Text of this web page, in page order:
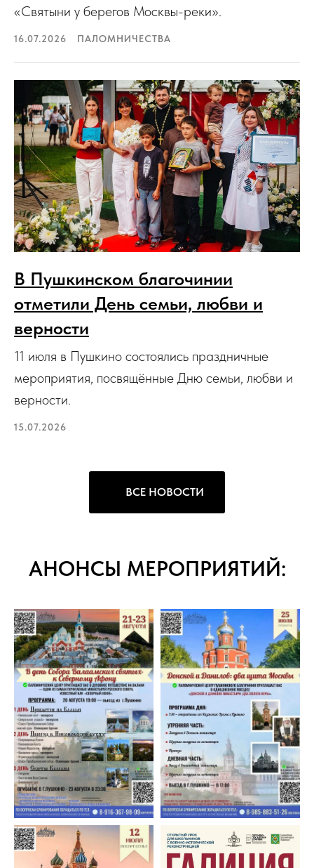
«Святыни у берегов Москвы-реки».
16.07.2026 ПАЛОМНИЧЕСТВА
В Пушкинском благочинии
отметили День семьи, любви и
верности
11 июля в Пушкино состоялись праздничные
мероприятия, посвящённые Дню семьи, любви и
верности.
15.07.2026
ВСЕ НОВОСТИ
АНОНСЫ МЕРОПРИЯТИЙ: